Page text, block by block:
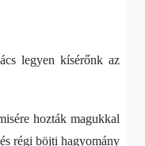
legyen kísérőnk az
hozták magukkal
régi böjti hagyomány